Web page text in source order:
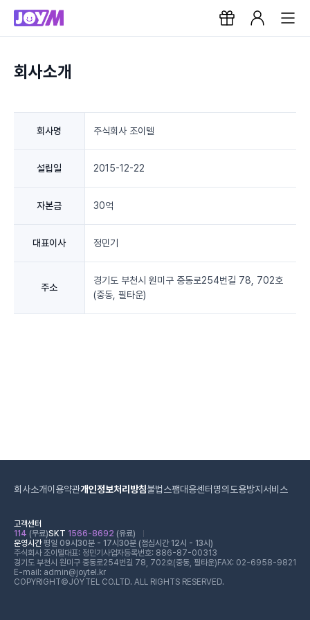
회사소개
회사명 주식회사 조이텔
설립일 2015-12-22
자본금 30억
대표이사 정민기
주소
경기도 부천시 원미구 중동로254번길 78, 702호
(중동, 필타운)
회사소개이용약관개인정보처리방침불법스팸대응센터 명의도용방지서비스
고객센터
114 (무료)SKT 1566-8692 (유료)
운영시간평일 09시30분 - 17시30분 (점심시간 12시 - 13시)
주식회사 조이텔대표: 정민기 사업자등록번호: 886-87-00313
경기도 부천시 원미구 중동로254번길 78, 702호(중동, 필타운) FAX: 02-6958-9821
E-mail: admin@joytel.kr
COPYRIGHT©JOYTEL CO.LTD. ALL RIGHTS RESERVED.